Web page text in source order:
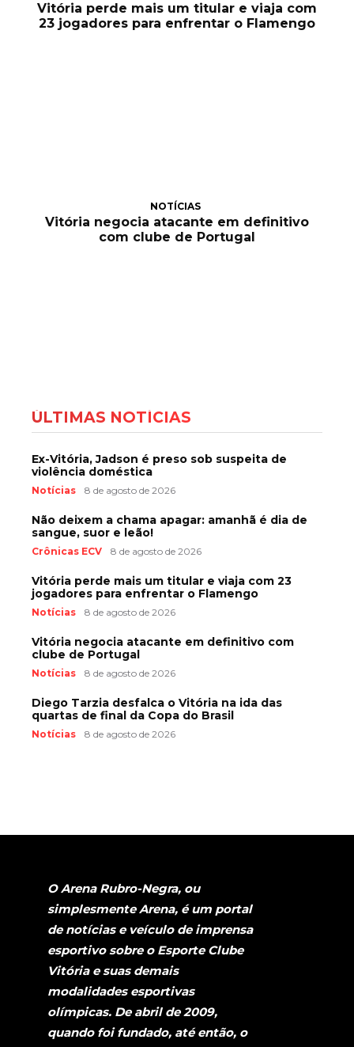
Vitória perde mais um titular e viaja com
23 jogadores para enfrentar o Flamengo
NOTÍCIAS
Vitória negocia atacante em definitivo
com clube de Portugal
ÚLTIMAS NOTÍCIAS
Ex-Vitória, Jadson é preso sob suspeita de
violência doméstica
Notícias 8 de agosto de 2026
Não deixem a chama apagar: amanhã é dia de
sangue, suor e leão!
Crônicas ECV 8 de agosto de 2026
Vitória perde mais um titular e viaja com 23
jogadores para enfrentar o Flamengo
Notícias 8 de agosto de 2026
Vitória negocia atacante em definitivo com
clube de Portugal
Notícias 8 de agosto de 2026
Diego Tarzia desfalca o Vitória na ida das
quartas de final da Copa do Brasil
Notícias 8 de agosto de 2026
O Arena Rubro-Negra, ou
simplesmente Arena, é um portal
de notícias e veículo de imprensa
esportivo sobre o Esporte Clube
Vitória e suas demais
modalidades esportivas
olímpicas. De abril de 2009,
quando foi fundado, até então, o